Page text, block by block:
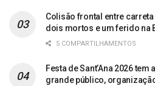
Colisão frontal entre
dois mortos e um ferido na
5 COMPARTILHAMENTOS
Festa de Sant’Ana 2026
grande público,